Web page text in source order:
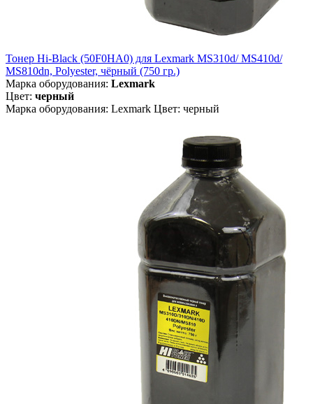
Тонер Hi-Black (50F0HA0) для Lexmark MS310d/ MS410d/
MS810dn, Polyester, чёрный (750 гр.)
Марка оборудования: Lexmark
Цвет: черный
Марка оборудования: Lexmark Цвет: черный